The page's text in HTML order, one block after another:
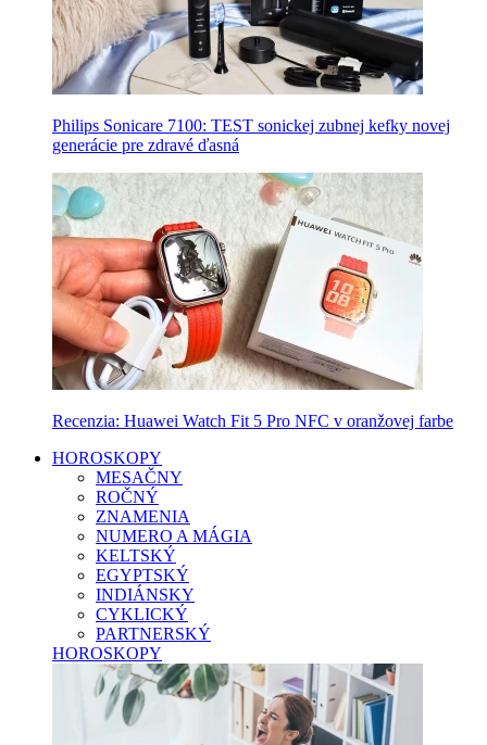
Philips Sonicare 7100: TEST sonickej zubnej kefky novej
generácie pre zdravé ďasná
Recenzia: Huawei Watch Fit 5 Pro NFC v oranžovej farbe
HOROSKOPY
MESAČNY
ROČNÝ
ZNAMENIA
NUMERO A MÁGIA
KELTSKÝ
EGYPTSKÝ
INDIÁNSKY
CYKLICKÝ
PARTNERSKÝ
HOROSKOPY